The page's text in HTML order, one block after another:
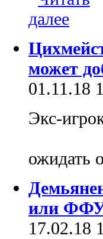
может
01.11.18
Экс-
ожидать
или ФФУ
17.02.18